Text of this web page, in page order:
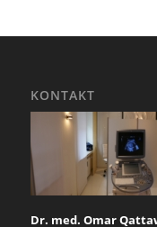
KONTAKT
Dr. med. Omar